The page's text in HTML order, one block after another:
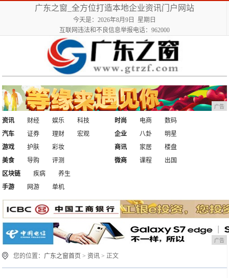
广东之窗_全方位打造本地企业资讯门户网站
今天是：2026年8月9日 星期日
互联网违法和不良信息举报电话：962000
广告
资讯 财经 娱乐
科技
汽车
证券 理财 宏观
时尚 电商
数码
企业
八卦
明星
游戏
护肤
彩妆
美食
导购 评测
商讯 家居
楼盘
微商
课程
出国
区块链
疾病
养生
手游
网游 单机
广告
您的位置： 广东之窗首页 >资讯 > 正文